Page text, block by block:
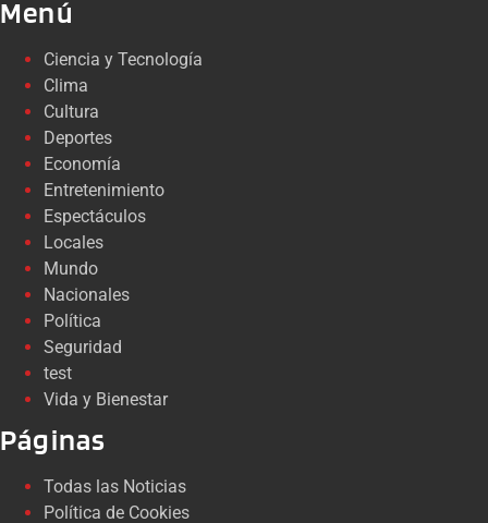
Menú
Ciencia y Tecnología
Clima
Cultura
Deportes
Economía
Entretenimiento
Espectáculos
Locales
Mundo
Nacionales
Política
Seguridad
test
Vida y Bienestar
Páginas
Todas las Noticias
Política de Cookies